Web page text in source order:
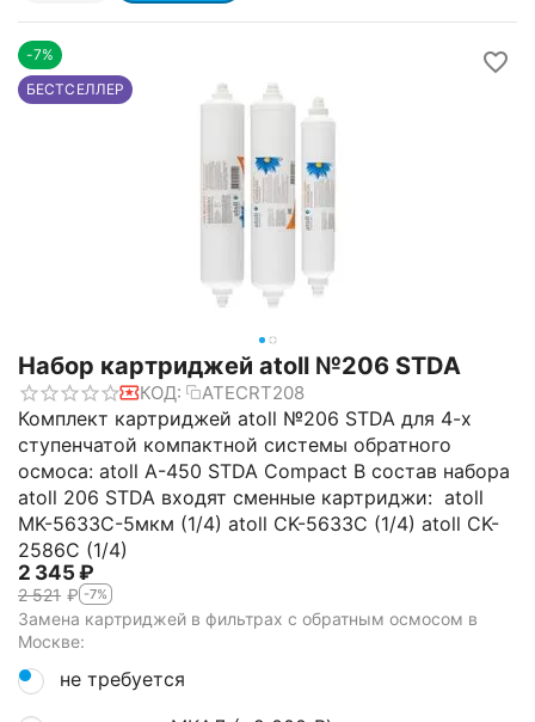
-7%
БЕСТСЕЛЛЕР
Набор картриджей atoll №206 STDA
КОД: ATECRT208
Комплект картриджей atoll №206 STDA для 4-х
ступенчатой компактной системы обратного
осмоса: atoll A-450 STDA Compact В состав набора
atoll 206 STDA входят сменные картриджи: atoll
MK-5633C-5мкм (1/4) atoll CK-5633C (1/4) atoll CK-
2586C (1/4)
2 345 ₽
2 521 ₽ -7%
Замена картриджей в фильтрах с обратным осмосом в
Москве:
не требуется